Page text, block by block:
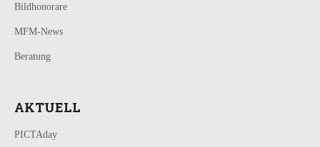
Bildhonorare
MFM-News
Beratung
AKTUELL
PICTAday